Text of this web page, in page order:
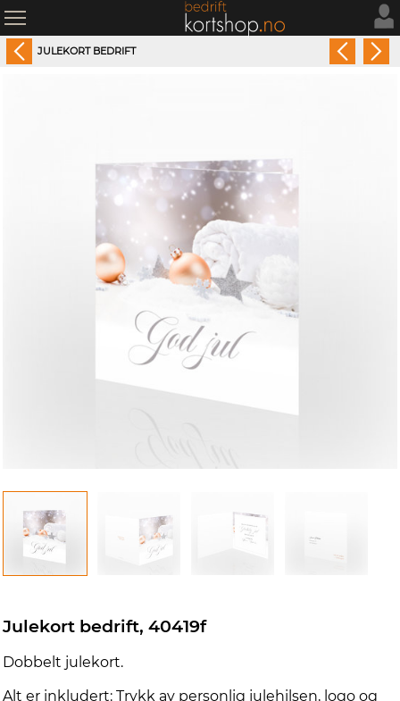
JULEKORT BEDRIFT
Julekort bedrift, 40419f
Dobbelt julekort.
Alt er inkludert: Trykk av personlig julehilsen, logo og